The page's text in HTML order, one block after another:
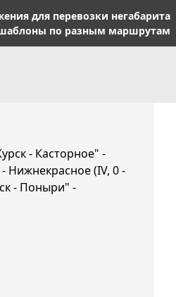
для перевозки негабарита
по разным маршрутам
- Касторное" -
Нижнекрасное (IV, 0 -
- Поныри" -